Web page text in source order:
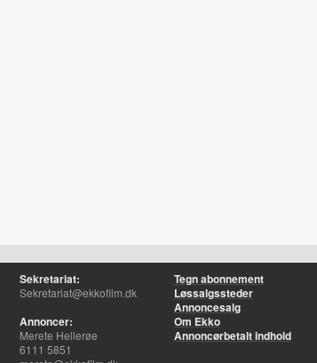
Sekretariat:
Sekretariat@ekkofilm.dk
Annoncer:
Merete Hellerøe
6111 5851
Tegn abonnement
Løssalgssteder
Annoncesalg
Om Ekko
Annoncørbetalt indhold